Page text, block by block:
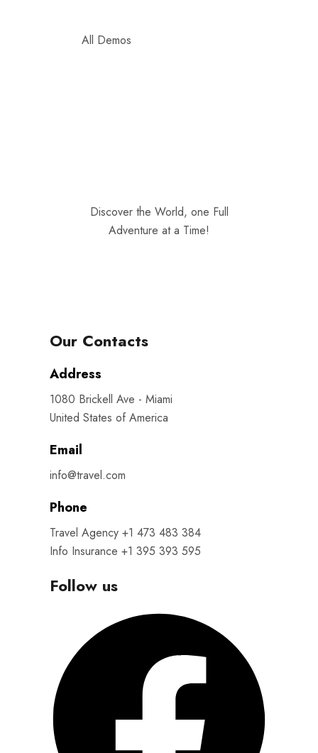
All Demos
Discover the World, one Full
Adventure at a Time!
Our Contacts
Address
1080 Brickell Ave - Miami
United States of America
Email
info@travel.com
Phone
Travel Agency +1 473 483 384
Info Insurance +1 395 393 595
Follow us